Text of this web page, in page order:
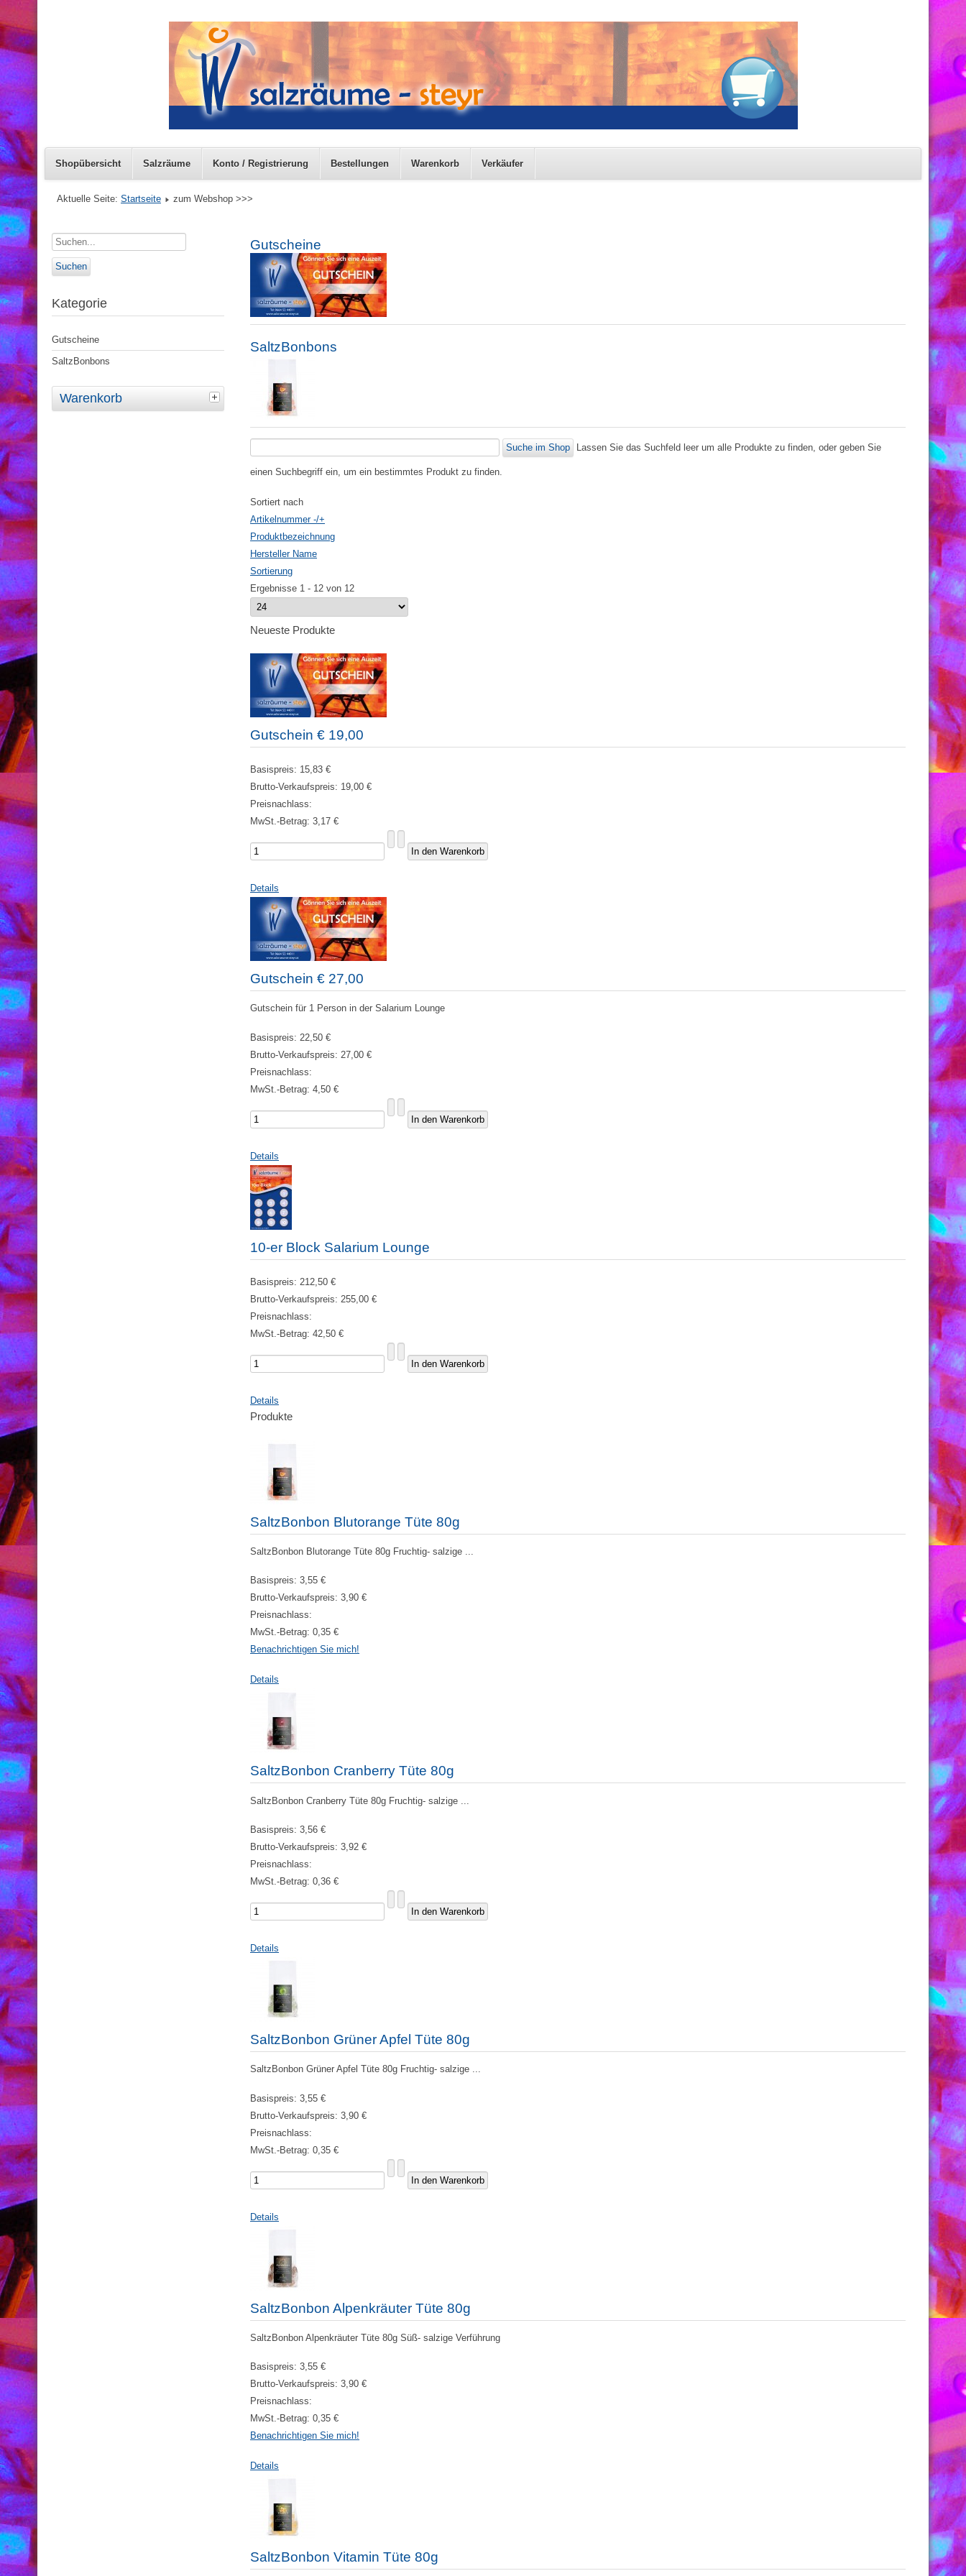
Shopübersicht Salzräume Konto / Registrierung Bestellungen Warenkorb Verkäufer
Aktuelle Seite: Startseite zum Webshop >>>
Kategorie
Gutscheine
SaltzBonbons
Warenkorb
Gutscheine
SaltzBonbons
Lassen Sie das Suchfeld leer um alle Produkte zu finden, oder geben Sie
einen Suchbegriff ein, um ein bestimmtes Produkt zu finden.
Sortiert nach
Artikelnummer -/+
Produktbezeichnung
Hersteller Name
Sortierung
Ergebnisse 1 - 12 von 12
Neueste Produkte
Gutschein € 19,00
Basispreis: 15,83 €
Brutto-Verkaufspreis: 19,00 €
Preisnachlass:
MwSt.-Betrag: 3,17 €
Details
Gutschein € 27,00
Gutschein für 1 Person in der Salarium Lounge
Basispreis: 22,50 €
Brutto-Verkaufspreis: 27,00 €
Preisnachlass:
MwSt.-Betrag: 4,50 €
Details
10-er Block Salarium Lounge
Basispreis: 212,50 €
Brutto-Verkaufspreis: 255,00 €
Preisnachlass:
MwSt.-Betrag: 42,50 €
Details
Produkte
SaltzBonbon Blutorange Tüte 80g
SaltzBonbon Blutorange Tüte 80g Fruchtig- salzige ...
Basispreis: 3,55 €
Brutto-Verkaufspreis: 3,90 €
Preisnachlass:
MwSt.-Betrag: 0,35 €
Benachrichtigen Sie mich!
Details
SaltzBonbon Cranberry Tüte 80g
SaltzBonbon Cranberry Tüte 80g Fruchtig- salzige ...
Basispreis: 3,56 €
Brutto-Verkaufspreis: 3,92 €
Preisnachlass:
MwSt.-Betrag: 0,36 €
Details
SaltzBonbon Grüner Apfel Tüte 80g
SaltzBonbon Grüner Apfel Tüte 80g Fruchtig- salzige ...
Basispreis: 3,55 €
Brutto-Verkaufspreis: 3,90 €
Preisnachlass:
MwSt.-Betrag: 0,35 €
Details
SaltzBonbon Alpenkräuter Tüte 80g
SaltzBonbon Alpenkräuter Tüte 80g Süß- salzige Verführung
Basispreis: 3,55 €
Brutto-Verkaufspreis: 3,90 €
Preisnachlass:
MwSt.-Betrag: 0,35 €
Benachrichtigen Sie mich!
Details
SaltzBonbon Vitamin Tüte 80g